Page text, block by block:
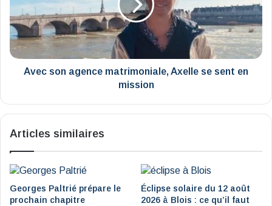
Axelle
se
sent
en
mission
Avec son agence matrimoniale, Axelle se sent en
mission
Articles similaires
Georges Paltrié prépare le
prochain chapitre
Éclipse solaire du 12 août
2026 à Blois : ce qu’il faut